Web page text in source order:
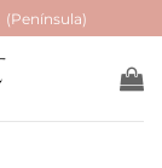
(Península)